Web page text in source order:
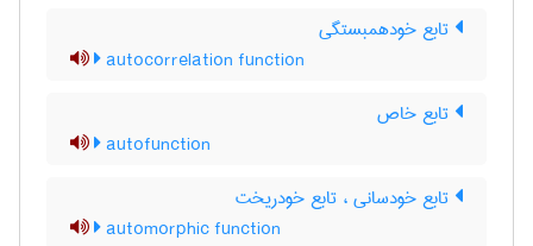
تابع خودهمبستگی
autocorrelation function
تابع خاص
autofunction
تابع خودسانی ، تابع خودریخت
automorphic function